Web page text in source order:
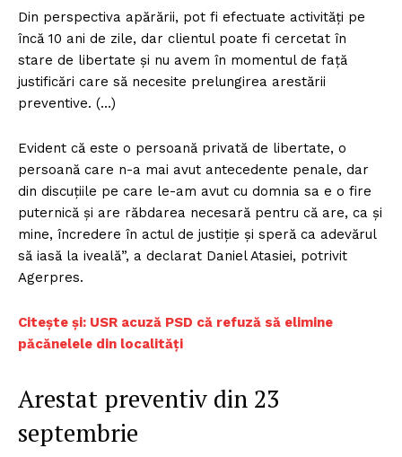
Din perspectiva apărării, pot fi efectuate activităţi pe
încă 10 ani de zile, dar clientul poate fi cercetat în
stare de libertate şi nu avem în momentul de faţă
justificări care să necesite prelungirea arestării
preventive. (…)
Evident că este o persoană privată de libertate, o
persoană care n-a mai avut antecedente penale, dar
din discuţiile pe care le-am avut cu domnia sa e o fire
puternică şi are răbdarea necesară pentru că are, ca şi
mine, încredere în actul de justiţie şi speră ca adevărul
să iasă la iveală”, a declarat Daniel Atasiei, potrivit
Agerpres.
Citește și: USR acuză PSD că refuză să elimine
păcănelele din localităţi
Arestat preventiv din 23
septembrie